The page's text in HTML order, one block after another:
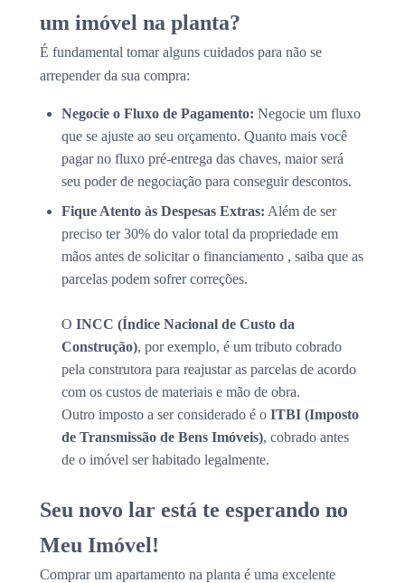
um imóvel na planta?
É fundamental tomar alguns cuidados para não se
arrepender da sua compra:
Negocie o Fluxo de Pagamento: Negocie um fluxo
que se ajuste ao seu orçamento. Quanto mais você
pagar no fluxo pré-entrega das chaves, maior será
seu poder de negociação para conseguir descontos.
Fique Atento às Despesas Extras: Além de ser
preciso ter 30% do valor total da propriedade em
mãos antes de solicitar o financiamento , saiba que as
parcelas podem sofrer correções.
O INCC (Índice Nacional de Custo da
Construção), por exemplo, é um tributo cobrado
pela construtora para reajustar as parcelas de acordo
com os custos de materiais e mão de obra.
Outro imposto a ser considerado é o ITBI (Imposto
de Transmissão de Bens Imóveis), cobrado antes
de o imóvel ser habitado legalmente.
Seu novo lar está te esperando no
Meu Imóvel!
Comprar um apartamento na planta é uma excelente